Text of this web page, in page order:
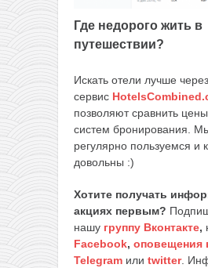
Где недорого жить в
путешествии?
Искать отели лучше через
сервис
позволяют сравнить
систем бронирования.
регулярно пользуемся и
довольны :)
Хотите получать
акциях первым?
нашу группу Вконтакте,
Facebook, оповещения
Telegram или twitter.